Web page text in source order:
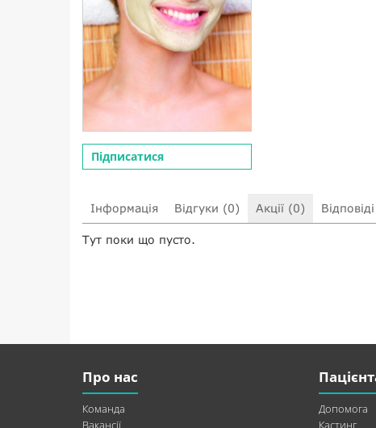
Підписатися
Інформація Відгуки (0) Акції (0)
Тут поки що пусто.
Про нас
Команда
Вакансії
Допомога
Кастинг